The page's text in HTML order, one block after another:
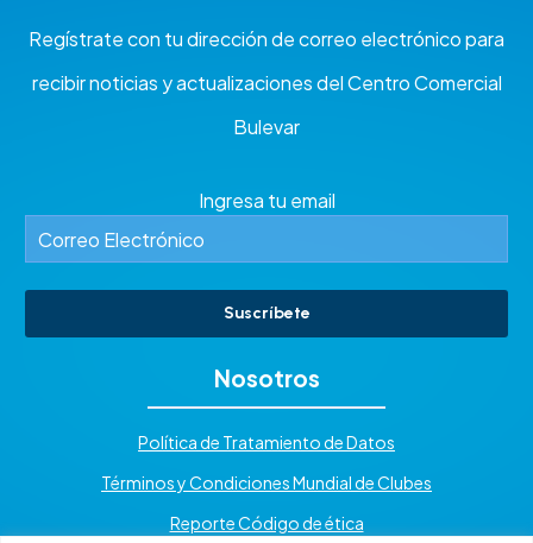
Regístrate con tu dirección de correo electrónico para
recibir noticias y actualizaciones del Centro Comercial
Bulevar
Ingresa tu email
Suscríbete
Nosotros
Política de Tratamiento de Datos
Términos y Condiciones Mundial de Clubes
Reporte Código de ética